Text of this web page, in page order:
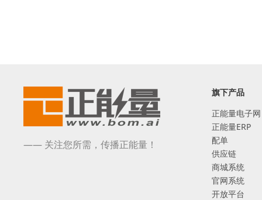
—— 关注您所需，传播正能量！
旗下产品
正能量电子网
正能量ERP
配单
供应链
商城系统
官网系统
开放平台